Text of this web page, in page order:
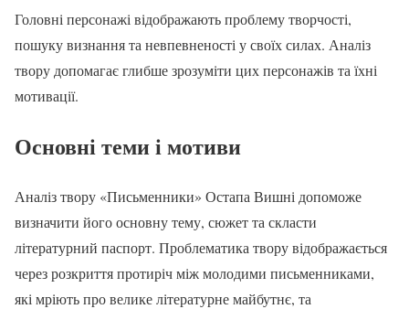
Головні персонажі відображають проблему творчості,
пошуку визнання та невпевненості у своїх силах. Аналіз
твору допомагає глибше зрозуміти цих персонажів та їхні
мотивації.
Основні теми і мотиви
Аналіз твору «Письменники» Остапа Вишні допоможе
визначити його основну тему, сюжет та скласти
літературний паспорт. Проблематика твору відображається
через розкриття протиріч між молодими письменниками,
які мріють про велике літературне майбутнє, та